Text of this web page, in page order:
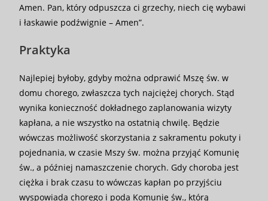
Amen. Pan, który odpuszcza ci grzechy, niech cię wybawi
i łaskawie podźwignie – Amen”.
Praktyka
Najlepiej byłoby, gdyby można odprawić Mszę św. w
domu chorego, zwłaszcza tych najciężej chorych. Stąd
wynika konieczność dokładnego zaplanowania wizyty
kapłana, a nie wszystko na ostatnią chwilę. Będzie
wówczas możliwość skorzystania z sakramentu pokuty i
pojednania, w czasie Mszy św. można przyjąć Komunię
św., a później namaszczenie chorych. Gdy choroba jest
ciężka i brak czasu to wówczas kapłan po przyjściu
wyspowiada chorego i poda Komunię św., którą